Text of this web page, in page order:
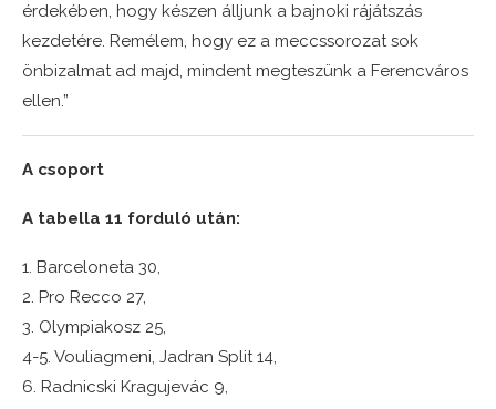
érdekében, hogy készen álljunk a bajnoki rájátszás
kezdetére. Remélem, hogy ez a meccssorozat sok
önbizalmat ad majd, mindent megteszünk a Ferencváros
ellen.”
A csoport
A tabella 11 forduló után:
1. Barceloneta 30,
2. Pro Recco 27,
3. Olympiakosz 25,
4-5. Vouliagmeni, Jadran Split 14,
6. Radnicski Kragujevác 9,